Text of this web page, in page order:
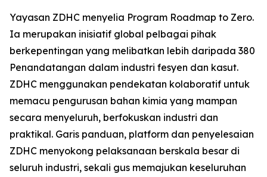
Yayasan ZDHC menyelia Program Roadmap to Zero.
Ia merupakan inisiatif global pelbagai pihak
berkepentingan yang melibatkan lebih daripada 380
Penandatangan dalam industri fesyen dan kasut.
ZDHC menggunakan pendekatan kolaboratif untuk
memacu pengurusan bahan kimia yang mampan
secara menyeluruh, berfokuskan industri dan
praktikal. Garis panduan, platform dan penyelesaian
ZDHC menyokong pelaksanaan berskala besar di
seluruh industri, sekali gus memajukan keseluruhan